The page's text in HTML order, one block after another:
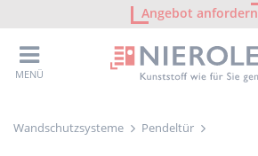
Angebot anfordern
MENÜ
Wandschutzsysteme Pendeltür